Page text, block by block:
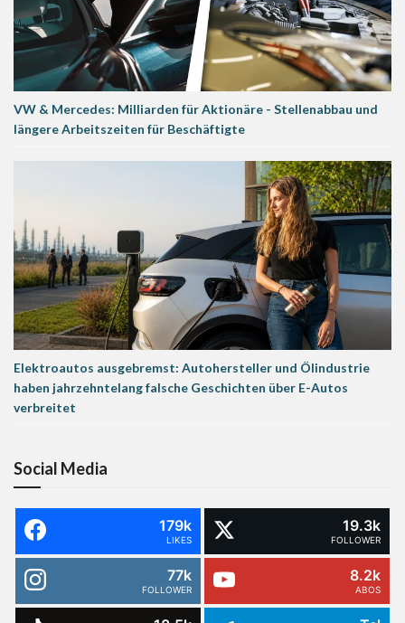
VW & Mercedes: Milliarden für Aktionäre - Stellenabbau und
längere Arbeitszeiten für Beschäftigte
Elektroautos ausgebremst: Autohersteller und Ölindustrie
haben jahrzehntelang falsche Geschichten über E-Autos
verbreitet
Social Media
179k
LIKES
19.3k
FOLLOWER
77k
FOLLOWER
8.2k
ABOS